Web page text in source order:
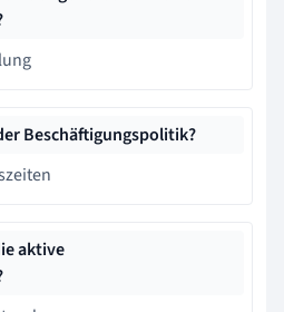
Beschäftigungspolitik?
aktive